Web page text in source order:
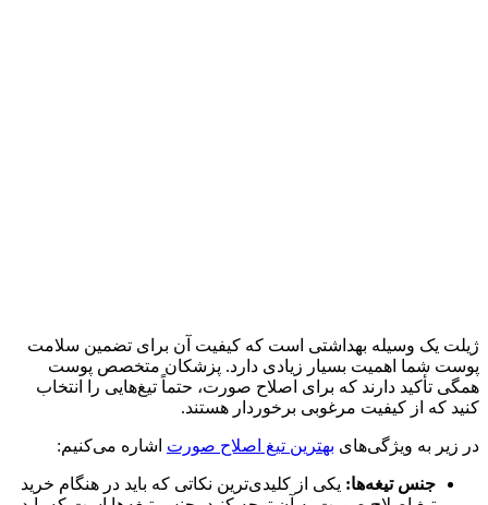
ژیلت یک وسیله بهداشتی است که کیفیت آن برای تضمین سلامت
پوست شما اهمیت بسیار زیادی دارد. پزشکان متخصص پوست
همگی تأکید دارند که برای اصلاح صورت، حتماً تیغ‌هایی را انتخاب
کنید که از کیفیت مرغوبی برخوردار هستند.
در زیر به ویژگی‌های بهترین تیغ اصلاح صورت اشاره می‌کنیم:
جنس تیغه‌ها: یکی از کلیدی‌ترین نکاتی که باید در هنگام خرید